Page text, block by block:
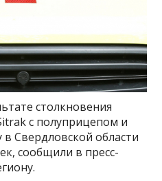
столкновения
с полуприцепом и
Свердловской области
сообщили в пресс-